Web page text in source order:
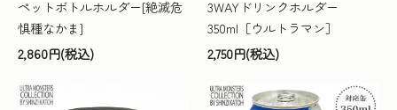
ペットボトルホルダー[絶滅危
惧種なかま]
2,860円(税込)
3WAYドリンクホルダー
350ml［ウルトラマン］
2,750円(税込)